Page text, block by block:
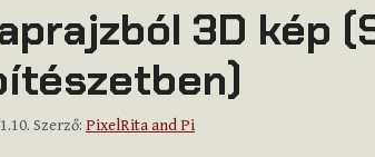
3D kép
Szerző: PixelRita and Pi